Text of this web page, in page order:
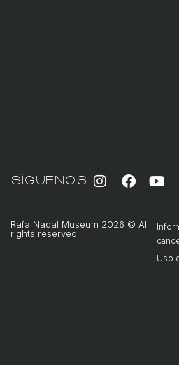
SÍGUENOS
Rafa Nadal Museum 2026 © All
rights reserved
Uso